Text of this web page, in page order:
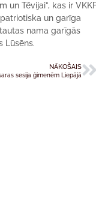
un Tēvijai”, kas ir
un garīga
nama garīgās
Lūsēns.
NĀKOŠAIS
sesija ģimenēm Liepājā